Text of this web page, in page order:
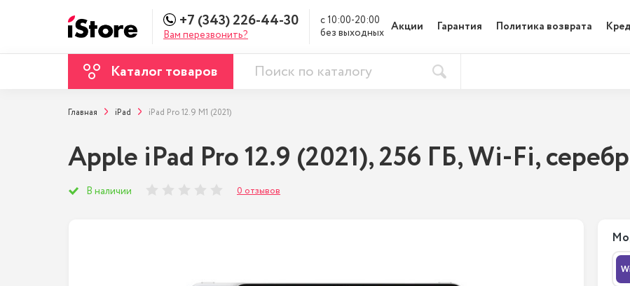
+7 (343) 226-44-30
Вам перезвонить?
с 10:00-20:00
без выходных Акции Гарантия Политика возврата
Каталог товаров
Главная iPad iPad Pro 12.9 M1 (2021)
Apple iPad Pro 12.9 (2021), 256 ГБ, Wi-Fi,
В наличии 0 отзывов